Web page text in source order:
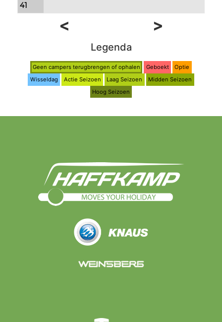
41
< >
Legenda
Geen campers terugbrengen of ophalen Geboekt
Optie
Wisseldag
Actie Seizoen Laag Seizoen
Midden Seizoen
Hoog Seizoen